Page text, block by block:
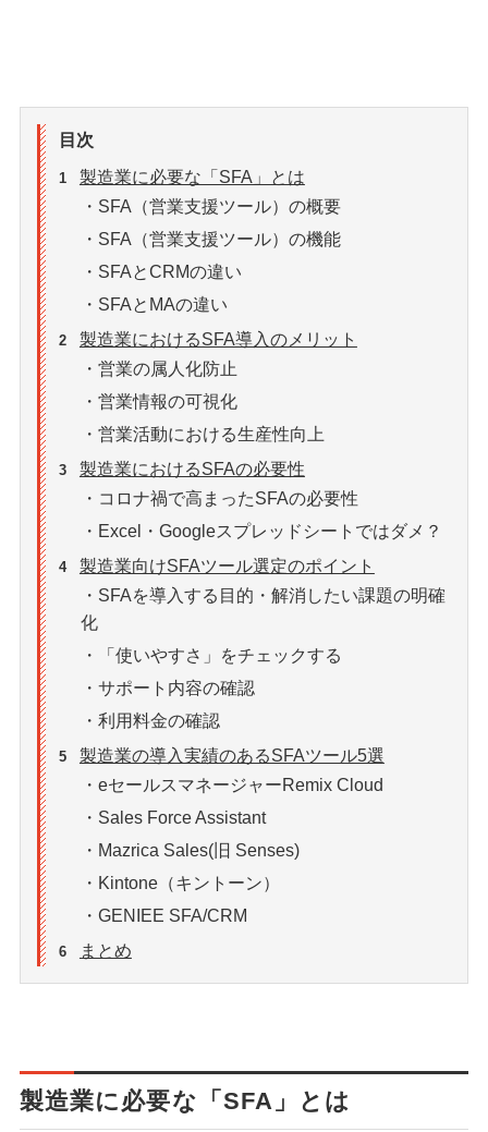
目次
1
製造業に必要な「SFA」とは
・SFA（営業支援ツール）の概要
・SFA（営業支援ツール）の機能
・SFAとCRMの違い
・SFAとMAの違い
2
製造業におけるSFA導入のメリット
・営業の属人化防止
・営業情報の可視化
・営業活動における生産性向上
3
製造業におけるSFAの必要性
・コロナ禍で高まったSFAの必要性
・Excel・Googleスプレッドシートではダメ？
4
製造業向けSFAツール選定のポイント
・SFAを導入する目的・解消したい課題の明確
化
・「使いやすさ」をチェックする
・サポート内容の確認
・利用料金の確認
5
製造業の導入実績のあるSFAツール5選
・eセールスマネージャーRemix Cloud
・Sales Force Assistant
・Mazrica Sales(旧 Senses)
・Kintone（キントーン）
・GENIEE SFA/CRM
6 まとめ
製造業に必要な「SFA」とは